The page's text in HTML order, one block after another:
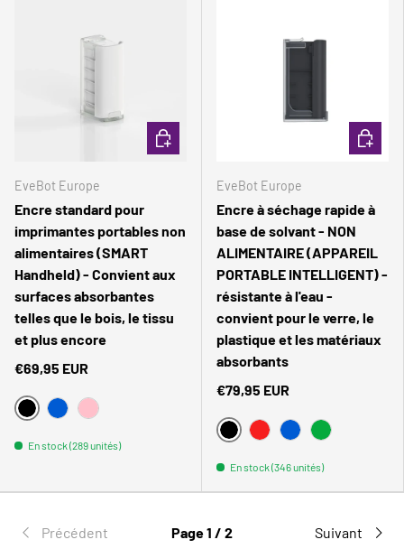
EveBot Europe
Encre standard pour
imprimantes portables non
alimentaires (SMART
Handheld) - Convient aux
surfaces absorbantes
telles que le bois, le tissu
et plus encore
€69,95 EUR
NOIRBLEUROSA
En stock (289 unités)
CHOISIR LES OPTIONS
EveBot Europe
Encre à séchage rapide à
base de solvant - NON
ALIMENTAIRE (APPAREIL
PORTABLE INTELLIGENT) -
résistante à l'eau -
convient pour le verre, le
plastique et les matériaux
absorbants
€79,95 EUR
NOIRPOURRIRBLEUVERT
En stock (346 unités)
Précédent Page 1 / 2 Suivant